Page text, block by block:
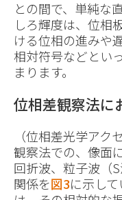
との間で、単純な
しろ輝度は、位相
ける位相の進みや
相対符号などとい
まります。
位相差観察法に
（位相差光学ア
観察法での、像面
回折波、粒子波（
関係を図3に示し